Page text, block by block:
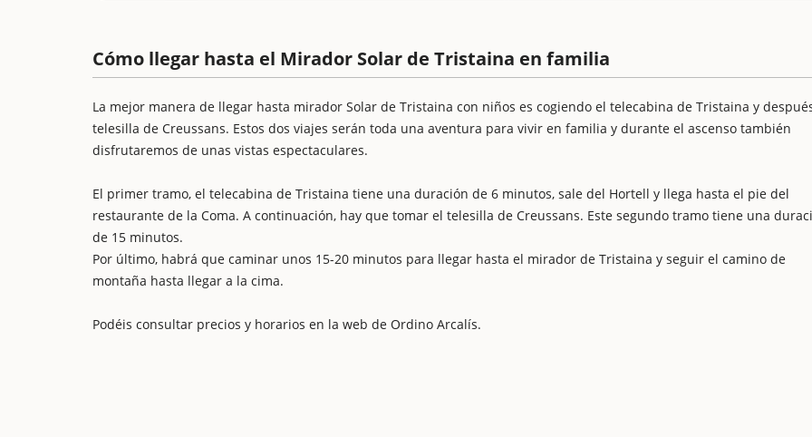
Cómo llegar hasta el Mirador Solar de Tristaina en familia
La mejor manera de llegar hasta mirador Solar de Tristaina con niños es cogiendo el telecabina de Tristaina y
telesilla de Creussans. Estos dos viajes serán toda una aventura para vivir en familia y durante el ascenso también
disfrutaremos de unas vistas espectaculares.
El primer tramo, el telecabina de Tristaina tiene una duración de 6 minutos, sale del Hortell y llega hasta el pie del
restaurante de la Coma. A continuación, hay que tomar el telesilla de Creussans. Este segundo tramo tiene una
de 15 minutos.
Por último, habrá que caminar unos 15-20 minutos para llegar hasta el mirador de Tristaina y seguir el camino de
montaña hasta llegar a la cima.
Podéis consultar precios y horarios en la web de Ordino Arcalís.